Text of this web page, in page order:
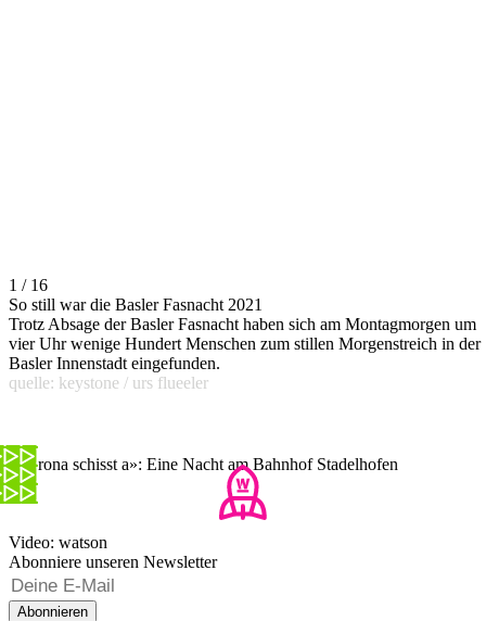
1 / 16
So still war die Basler Fasnacht 2021
Trotz Absage der Basler Fasnacht haben sich am Montagmorgen um
vier Uhr wenige Hundert Menschen zum stillen Morgenstreich in der
Basler Innenstadt eingefunden.
quelle: keystone / urs flueeler
«Corona schisst a»: Eine Nacht am Bahnhof Stadelhofen
Video: watson
Abonniere unseren Newsletter
Abonnieren